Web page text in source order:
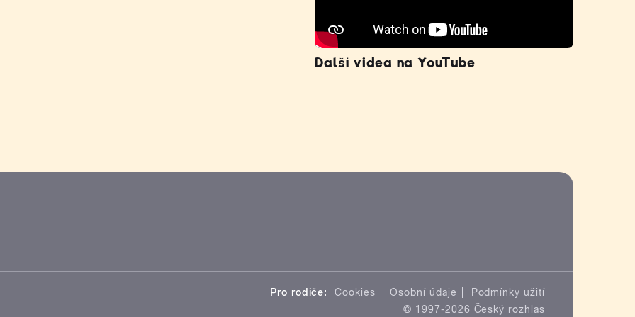
Další videa na YouTube
Pro rodiče: Cookies Osobní údaje
Podmínky užití
© 1997-2026 Český rozhlas